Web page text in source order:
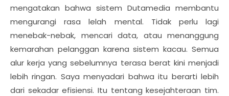
mengatakan bahwa sistem Dutamedia membantu
mengurangi rasa lelah mental. Tidak perlu lagi
menebak-nebak, mencari data, atau menanggung
kemarahan pelanggan karena sistem kacau. Semua
alur kerja yang sebelumnya terasa berat kini menjadi
lebih ringan. Saya menyadari bahwa itu berarti lebih
dari sekadar efisiensi. Itu tentang kesejahteraan tim.